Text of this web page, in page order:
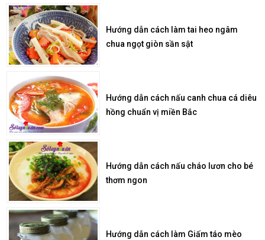
Hướng dẫn cách làm tai heo ngâm
chua ngọt giòn sần sật
Hướng dẫn cách nấu canh chua cá diêu
hồng chuẩn vị miền Bắc
Hướng dẫn cách nấu cháo lươn cho bé
thơm ngon
Hướng dẫn cách làm Giấm táo mèo